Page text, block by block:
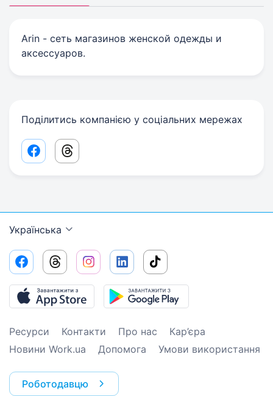
Arin - сеть магазинов женской одежды и
аксессуаров.
Поділитись компанією у соціальних мережах
Facebook share link
Threads share link
Українська
Ресурси Контакти Про нас
Кар’єра
Новини Work.ua
Допомога Умови використання
Роботодавцю